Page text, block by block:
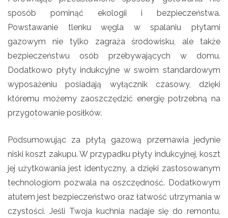
sposób pominąć ekologii i bezpieczeństwa.
Powstawanie tlenku węgla w spalaniu płytami
gazowym nie tylko zagraża środowisku, ale także
bezpieczeństwu osób przebywających w domu.
Dodatkowo płyty indukcyjne w swoim standardowym
wyposażeniu posiadają wyłącznik czasowy, dzięki
któremu możemy zaoszczędzić energię potrzebną na
przygotowanie posiłków.
Podsumowując za płytą gazową przemawia jedynie
niski koszt zakupu. W przypadku płyty indukcyjnej, koszt
jej użytkowania jest identyczny, a dzięki zastosowanym
technologiom pozwala na oszczędność. Dodatkowym
atutem jest bezpieczeństwo oraz łatwość utrzymania w
czystości. Jeśli Twoja kuchnia nadaje się do remontu,